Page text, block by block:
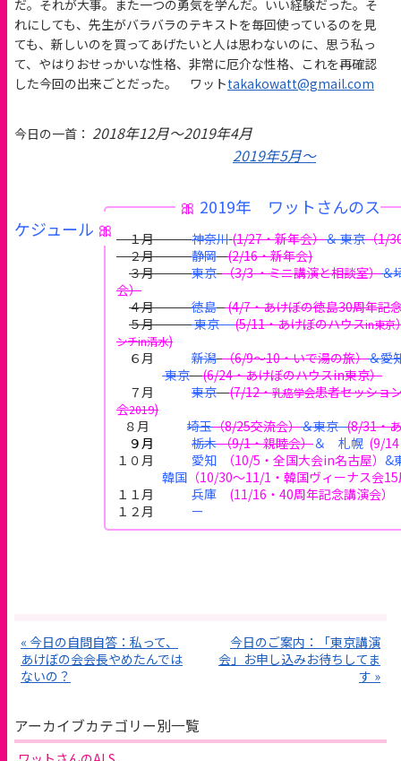
だ。それが大事。また一つの勇気を学んだ。いい経験だった。そ
れにしても、先生がバラバラのテキストを毎回使っているのを見
ても、新しいのを買ってあげたいと人は思わないのに、思う私っ
て、やはりおせっかいな性格、非常に厄介な性格、これを再確認
した今回の出来ごとだった。 ワットtakakowatt@gmail.com
今日の一首： 2018年12月〜2019年4月
2019年5月〜
🎀 2019年 ワットさんのス
ケジュール 🎀 １月神奈川(1/27・新年会）＆ 東京（1/
２月静岡 (2/16・新年会)
３月東京 （3/3 ・ミニ講演と相談室）＆
会）
４月徳島 (4/7・あけぼの徳島30周年記
５月東京(5/11・あけぼのハウスin東京
ンチin清水)
６月 新潟 （6/9〜10・いで湯の旅）＆愛
東京
(6/24・あけぼのハウスin東京）
７月 東京 (7/12・乳癌学会患者セッショ
会2019)
８月 埼玉（8/25交流会）＆東京(8/31・
９月
栃木（9/1・親睦会）＆ 札幌 (9/
１０月 愛知 （10/5・全国大会in名古屋） &
韓国 （10/30〜11/1・韓国ヴィーナス会
１１月 兵庫 (11/16・40周年記念講演会）
１２月 ー
« 今日の自問自答：私って、
あけぼの会会長やめたんでは
ないの？
今日のご案内：「東京講演
会」お申し込みお待ちしてま
す »
アーカイブカテゴリー別一覧